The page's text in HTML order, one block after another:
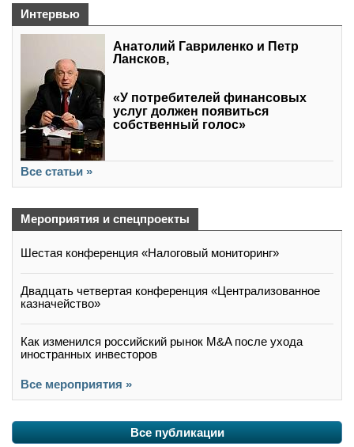
Интервью
Анатолий Гавриленко и Петр
Лансков,
«У потребителей финансовых
услуг должен появиться
собственный голос»
Все статьи »
Мероприятия и спецпроекты
Шестая конференция «Налоговый мониторинг»
Двадцать четвертая конференция «Централизованное
казначейство»
Как изменился российский рынок M&A после ухода
иностранных инвесторов
Все мероприятия »
Все публикации